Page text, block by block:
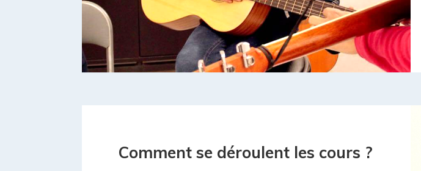
Comment se déroulent les cours ?